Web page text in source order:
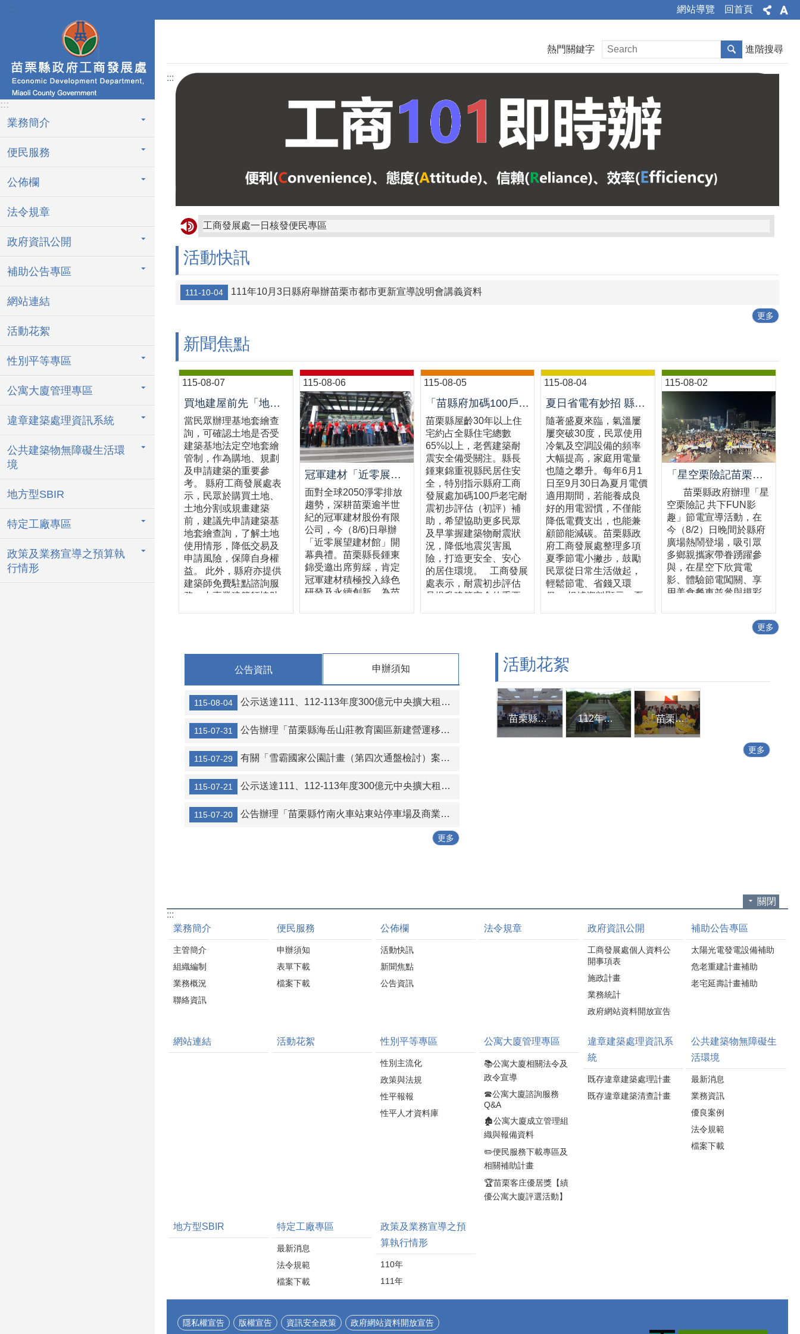
跳到主要內容區塊
::: 網站導覽 回首頁
:::
業務簡介
便民服務
公佈欄
法令規章
政府資訊公開
補助公告專區
網站連結
活動花絮
性別平等專區
公寓大廈管理專區
違章建築處理資訊系統
公共建築物無障礙生活環
境
地方型SBIR
特定工廠專區
政策及業務宣導之預算執
行情形
熱門關鍵字 進階搜尋
:::
工商發展處一日核發便民專區
活動快訊
111-10-04 111年10月3日縣府舉辦苗栗市都市更新宣導說明會講義資料
更多
新聞焦點
115-08-07
買地建屋前先「地套繪查詢」└苗栗縣政府推動多元便民諮詢服務
當民眾辦理基地套繪查
詢，可確認土地是否受
建築基地法定空地套繪
管制，作為購地、規劃
及申請建築的重要參
考。 縣府工商發展處表
示，民眾於購買土地、
土地分割或規畫建築
前，建議先申請建築基
地套繪查詢，了解土地
使用情形，降低交易及
申請風險，保障自身權
益。 此外，縣府亦提供
建築師免費駐點諮詢服
務，由專業建築師協助
捷高效的建築管理環
境。 若鄉親對建築物仍
有疑慮及問題需諮詢服
務，建請攜帶相關資料
於每周一、五早上9時30
分至11時30分至本府工
科）櫃檯，有專業建築
各位鄉親多加利用！ 如
仍有未盡事宜，請逕洽
工商發展處：建築管理
科將竭誠為您服務。
115-08-06
冠軍建材「近零展望建材館」啟用 攜手苗栗邁向低碳建築新未來
面對全球2050淨零排放
趨勢，深耕苗栗逾半世
紀的冠軍建材股份有限
公司，今（8/6)日舉辦
「近零展望建材館」開
幕典禮。苗栗縣長鍾東
錦受邀出席剪綵，肯定
冠軍建材積極投入綠色
研發及永續創新，為苗
技節能石」，並結合外
牆乾掛工法打造雙層牆
呈現低碳建材與近零建
軍建材創立於1972年，
程創新及職人工藝傳
磁磚，逐步發展至大規
格磁磚、再生綠建材及
業創新轉型的成果。 冠
面，冠軍建材率先推動
「從搖籃到搖籃」
（Cradle to Cradle）模
式，將再生磁磚運至建
築工地使用，再於施工
理、再製」的完整循環
鏈，降低建築蘊含碳，
延續材料生命週期。 冠
軍建材於2023年取得環
境部R-0403廢棄物處理
2025年與遠雄建設合
生綠建材產品的循環回
收料使用率約15%至
56%，部分產品達25%
以上，高於國家標準，
並取得「再生綠建材標
投入建材研發及產業創
新，帶領冠軍建材扎根
115-08-05
「苗縣府加碼100戶老宅耐震初評補助，鼓勵民眾踴躍申請」
苗栗縣屋齡30年以上住
宅約占全縣住宅總數
65%以上，老舊建築耐
震安全備受關注。縣長
鍾東錦重視縣民居住安
全，特別指示縣府工商
發展處加碼100戶老宅耐
震初步評估（初評）補
助，希望協助更多民眾
及早掌握建築物耐震狀
況，降低地震災害風
險，打造更安全、安心
的居住環境。 工商發展
處表示，耐震初步評估
是提升建築安全的重要
進一步辦理詳細評估、
耐震補強或修繕的重要
依據。縣府今年加碼100
戶補助，希望降低民眾
申請門檻，鼓勵更多屋
主主動了解自家建築物
耐震能力，共同提升居
詹彩蘋指出，依據內政
能復新計畫」，符合資
補助。都市計畫區住宅
可依規定申請耐震初步
評估補助；非都市土地
案件則依中央老宅延壽
表示，補助對象原則以
合法住宅為限，申請人
應先確認建築物用途及
明，再辦理後續補助申
請，以減少補件情形，
加速案件審查。詹處長
並提醒在耐震初步評估
不僅能及早掌握建築物
結構安全狀況，更可作
為後續耐震補強及改善
的重要依據。符合資格
的民眾可把握補助機
會，儘早提出申請，讓
專業技師協助檢視住家
耐震能力，守護家人生
命財產安全。 縣長鍾東
宅比例偏高，提升居住
安全一直是縣府重要施
政方向。縣府除持續配
主動了解建築物耐震狀
115-08-04
夏日省電有妙招 縣府教您聰明用電省荷包
隨著盛夏來臨，氣溫屢
屢突破30度，民眾使用
冷氣及空調設備的頻率
大幅提高，家庭用電量
也隨之攀升。每年6月1
日至9月30日為夏月電價
適用期間，若能養成良
好的用電習慣，不僅能
降低電費支出，也能兼
顧節能減碳。苗栗縣政
府工商發展處整理多項
夏季節電小撇步，鼓勵
民眾從日常生活做起，
輕鬆節電、省錢又環
保。 根據資料顯示，夏
關鍵。工商發展處建
議，冷氣可設定在26至
28℃，並搭配電風扇使
用，利用空氣循環加速
冷房效果，降低壓縮機
運轉負擔，在維持舒適
環境的同時，也能有效
並增加耗電量。建議每2
至3週定期清洗冷氣濾
網，若家中有除濕機或
空氣清淨機，也應定期
清潔或更換濾網，以維
持設備最佳運轉效能，
延長使用壽命並節省電
力。 此外，善用居家隔
熱措施也是提升節電效
利用遮陽窗簾、隔熱玻
璃或氣密窗等設備，減
少室外熱源進入室內，
降低冷氣負荷，使空調
更有效率地維持舒適溫
度。 若有返鄉、旅遊或
發展處建議，除冰箱等
應關閉電源並拔除插
化或異常通電引發電器
火災的風險，兼顧節能
轉型趨勢，節約用電不
115-08-02
「星空栗險記苗栗場熱鬧登場 千人齊聚星空電影院 節能宣導寓教於樂」新聞稿
苗栗縣政府辦理「星
空栗險記 共下FUN影
趣」節電宣導活動，在
今（8/2）日晚間於縣府
廣場熱鬧登場，吸引眾
多鄉親攜家帶眷踴躍參
與，在星空下欣賞電
影、體驗節電闖關、享
用美食餐車並參與摸彩
氛，成功將節約能源理
念融入休閒娛樂，讓節
是政策，更需要全民共
同參與。透過星空電影
院結合節電宣導、親子
互動及在地特色活動，
希望讓大小朋友在輕鬆
愉快的氛圍中，了解節
能減碳的重要性，從生
4》，吸引大批民眾共襄
盛舉。壓軸摸彩更送出
Switch 2、節能家電等豐
富獎品，縣長鍾東錦更
加碼「釜山雙人來回機
票」，讓現場驚呼連
連，將活動氣氛帶到最
表示，「星空栗險記 共
下FUN影趣」是苗栗縣
要宣導活動，今年透過
戶外電影、節電闖關、
互動體驗及摸彩活動，
將節能知識以寓教於樂
方式傳遞給民眾，鼓勵
日常生活，共同打造低
碳永續家園。 工商
發展處長詹彩蘋指出，
源、全民同行」，攜家
更多
公告資訊 申辦須知
115-08-04 公示送達111、112-113年度300億元中央擴大租金補貼專案計畫當事人江○臻君等53人行政處分函名冊1份（計2頁）。
115-07-31 公告辦理「苗栗縣海岳山莊教育園區新建營運移轉（BOT）案」公聽會。
115-07-29 有關「雪霸國家公園計畫（第四次通盤檢討）案」草案公開展覽及說明會
115-07-21 公示送達111、112-113年度300億元中央擴大租金補貼專案計畫當事人葉○儒君等56人行政處分函及補正通知函名冊1份（計2頁）。
115-07-20 公告辦理「苗栗縣竹南火車站東站停車場及商業設施興建營運移轉（BOT+ROT）案」公聽會。
更多
活動花絮
苗栗縣各界參加2023年巴黎國際發明展獲獎表揚記者會 112年第2次苗栗縣工業聯繫會報 「苗栗縣政府招商服務馬上辦中心」揭牌成立
更多
關閉
:::
業務簡介
主管簡介
組織編制
業務概況
聯絡資訊
便民服務
申辦須知
表單下載
檔案下載
公佈欄
活動快訊
新聞焦點
公告資訊
法令規章 政府資訊公開
工商發展處個人資料公
開事項表
施政計畫
業務統計
政府網站資料開放宣告
補助公告專區
太陽光電發電設備補助
危老重建計畫補助
老宅延壽計畫補助
網站連結 活動花絮 性別平等專區
性別主流化
政策與法規
性平報報
性平人才資料庫
公寓大廈管理專區
📚公寓大廈相關法令及
政令宣導
☎公寓大廈諮詢服務
Q&A
🏚️公寓大廈成立管理組
織與報備資料
✏️便民服務下載專區及
相關補助計畫
🏆苗栗客庄優居獎【績
優公寓大廈評選活動】
違章建築處理資訊系
統
既存違章建築處理計畫
既存違章建築清查計畫
公共建築物無障礙生
活環境
最新消息
業務資訊
優良案例
法令規範
檔案下載
地方型SBIR 特定工廠專區
最新消息
法令規範
檔案下載
政策及業務宣導之預
算執行情形
110年
111年
隱私權宣告 版權宣告 資訊安全政策 政府網站資料開放宣告